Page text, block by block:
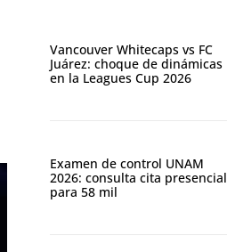
Vancouver Whitecaps vs FC
Juárez: choque de dinámicas
en la Leagues Cup 2026
Examen de control UNAM
2026: consulta cita presencial
para 58 mil